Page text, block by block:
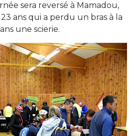
sera reversé à Mamadou,
ans qui a perdu un bras à la
une scierie.